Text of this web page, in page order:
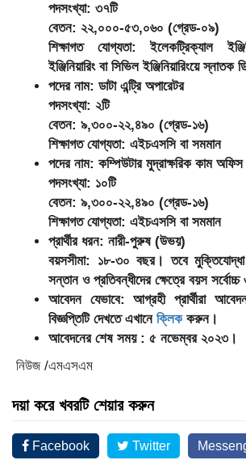
পদসংখ্যা: ৩৭টি
বেতন: ২২,০০০-৫৩,০৬০ (গ্রেড-০৯)
শিক্ষাগত যোগ্যতা: ইলেকট্রিক্যাল
ইঞ্জিনিয়ারিং বা সিভিল ইঞ্জিনিয়ারিংয়ে স্নাতক
পদের নাম: ডাটা এন্ট্রি অপারেটর
পদসংখ্যা: ২টি
বেতন: ৯,৩০০-২২,৪৯০ (গ্রেড-১৬)
শিক্ষাগত যোগ্যতা: এইচএসসি বা সমমান
পদের নাম: কম্পিউটার মুদ্রাক্ষরিক কাম অফিস
পদসংখ্যা: ১০টি
বেতন: ৯,৩০০-২২,৪৯০ (গ্রেড-১৬)
শিক্ষাগত যোগ্যতা: এইচএসসি বা সমমান
প্রার্থীর ধরন: নারী-পুরুষ (উভয়)
বয়সসীমা: ১৮-৩০ বছর। তবে মুক্তিযোদ্ধা
সন্তান ও প্রতিবন্ধীদের ক্ষেত্রে বয়স
আবেদন যেভাবে: আগ্রহী প্রার্থীরা
বিজ্ঞপ্তিটি দেখতে এখানে ক্লিক করুন।
আবেদনের শেষ সময় : ৫ নভেম্বর ২০২৩।
নিউজ /এমএসএম
দয়া করে খবরটি শেয়ার করুন
Facebook Twitter